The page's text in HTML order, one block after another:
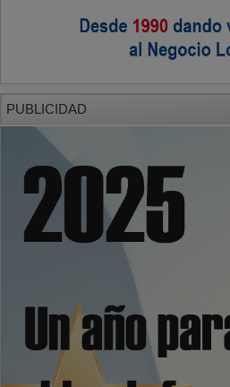
PUBLICIDAD